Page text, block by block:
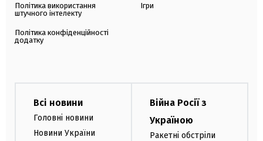
Політика використання
штучного інтелекту
Політика конфіденційності
додатку
Ігри
Всі новини
Головні новини
Новини України
Війна Росії з
Україною
Ракетні обстріли